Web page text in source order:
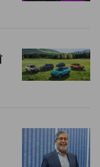
其中包括7月19日
联官方合作停车平
达225美元——对于
约车几乎是仅有的
Transit
总计1亿美元的交